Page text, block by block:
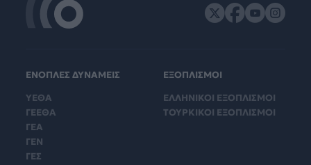
ΕΝΟΠΛΕΣ ΔΥΝΑΜΕΙΣ
ΥΕΘΑ
ΓΕΕΘΑ
ΓΕΑ
ΓΕΝ
ΓΕΣ
ΕΞΟΠΛΙΣΜΟΙ
ΕΛΛΗΝΙΚΟΙ ΕΞΟΠΛΙΣΜΟΙ
ΤΟΥΡΚΙΚΟΙ ΕΞΟΠΛΙΣΜΟΙ